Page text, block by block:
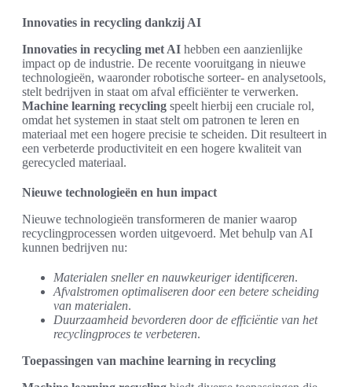
Innovaties in recycling dankzij AI
Innovaties in recycling met AI hebben een aanzienlijke
impact op de industrie. De recente vooruitgang in nieuwe
technologieën, waaronder robotische sorteer- en analysetools,
stelt bedrijven in staat om afval efficiënter te verwerken.
Machine learning recycling speelt hierbij een cruciale rol,
omdat het systemen in staat stelt om patronen te leren en
materiaal met een hogere precisie te scheiden. Dit resulteert in
een verbeterde productiviteit en een hogere kwaliteit van
gerecycled materiaal.
Nieuwe technologieën en hun impact
Nieuwe technologieën transformeren de manier waarop
recyclingprocessen worden uitgevoerd. Met behulp van AI
kunnen bedrijven nu:
Materialen sneller en nauwkeuriger identificeren.
Afvalstromen optimaliseren door een betere scheiding
van materialen.
Duurzaamheid bevorderen door de efficiëntie van het
recyclingproces te verbeteren.
Toepassingen van machine learning in recycling